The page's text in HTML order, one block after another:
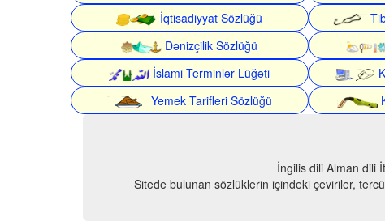
İqtisadiyyat Sözlüğü
Dənizçilik Sözlüğü
İslami Terminlər Lüğəti
Yemek Tarifleri Sözlüğü
İngilis dili Alman dili
Sitede bulunan sözlüklerin içindeki çeviriler,